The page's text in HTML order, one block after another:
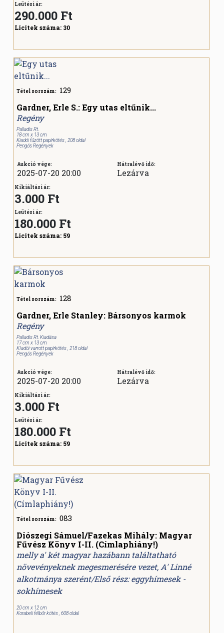
Leütési ár:
290.000 Ft
Licitek száma: 30
Tétel sorszám: 129
Gardner, Erle S.: Egy utas eltűnik...
Regény
Palladis Rt.
18 cm x 13 cm
Kiadói fűzött papírkötés , 208 oldal
Pengős Regények
Aukció vége:
2025-07-20 20:00
Hátralévő idő:
Lezárva
Kikiáltási ár:
3.000 Ft
Leütési ár:
180.000 Ft
Licitek száma: 59
Tétel sorszám: 128
Gardner, Erle Stanley: Bársonyos karmok
Regény
Palladis Rt. Kiadása
17 cm x 13 cm
KIadói varrott papírkötés , 218 oldal
Pengős Regények
Aukció vége:
2025-07-20 20:00
Hátralévő idő:
Lezárva
Kikiáltási ár:
3.000 Ft
Leütési ár:
180.000 Ft
Licitek száma: 59
Tétel sorszám: 083
Diószegi Sámuel/Fazekas Mihály: Magyar
Fűvész Könyv I-II. (Címlaphiány!)
melly a' két magyar hazábann találtatható
növevényeknek megesmerésére vezet, A' Linné
alkotmánya szerént/Első rész: eggyhímesek -
sokhímesek
20 cm x 12 cm
Korabeli félbőr kötés , 608 oldal